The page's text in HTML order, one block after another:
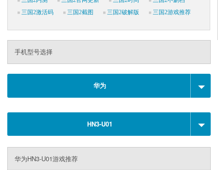
三国2激活码
三国2截图 三国2破解版 三国2游戏推荐
手机型号选择
华为
HN3-U01
华为HN3-U01游戏推荐